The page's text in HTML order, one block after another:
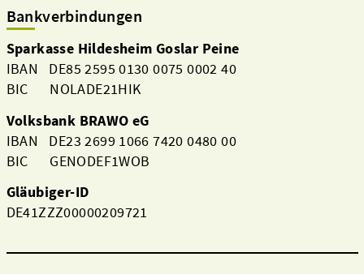
Bankverbindungen
Sparkasse Hildesheim Goslar Peine
IBAN DE85 2595 0130 0075 0002 40
BIC NOLADE21HIK
Volksbank BRAWO eG
IBAN DE23 2699 1066 7420 0480 00
BIC GENODEF1WOB
Gläubiger-ID
DE41ZZZ00000209721